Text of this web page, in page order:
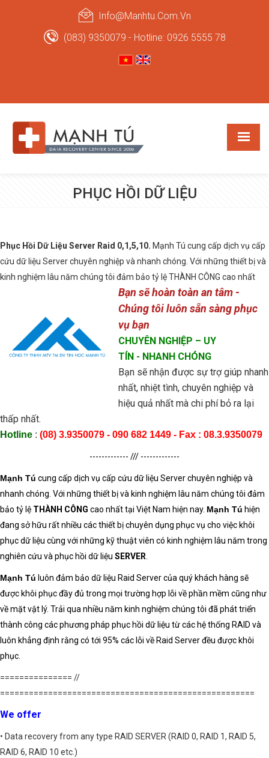
Info@manhtu.com.vn
(083) 9350079 - Hotline: 0926 5555 78
PHỤC HỒI DỮ LIỆU
Phục Hồi Dữ Liệu Server Raid 0,1,5,10. Mạnh Tú cung cấp dịch vụ cấp
cứu dữ liệu Server chuyên nghiệp và nhanh chóng. Với những thiết bị và
kinh nghiệm lâu năm chúng tôi đảm bảo tỷ lệ THÀNH CÔNG cao nhất
Bạn sẽ hoàn toàn an tâm -
Chúng tôi luôn sẵn sàng phục
vụ bạn
CHUYÊN NGHIỆP – UY
TÍN - NHANH CHÓNG
Bạn sẽ nhận được sự trợ giúp nhanh
nhất, nhiệt tình, chuyên nghiệp và
hiệu quả nhất mà chi phí bỏ ra lại
thấp nhất.
Hotline : (08) 3.9350079 - 090 682 1449 - Fax : 08.3.9350079
------------- /// -------------
Mạnh Tú cung cấp dịch vụ cấp cứu dữ liệu Serverchuyên nghiệp và
nhanh chóng. Với những thiết bị và kinh nghiệm lâu năm chúng tôi đảm
bảo tỷ lệ THÀNH CÔNG cao nhất tại Việt Nam hiện nay. Mạnh Tú hiện
đang sở hữu rất nhiều các thiết bị chuyên dụng phục vụ cho việc khôi
phục dữ liệu cùng với những kỹ thuật viên có kinh nghiệm lâu năm trong
nghiên cứu và phục hồi dữ liệu SERVER.
Mạnh Tú luôn đảm bảo dữ liệu Raid Servercủa quý khách hàng sẽ
được khôi phục đầy đủ trong mọi trường hợp lỗi về phần mềm cũng như
về mặt vật lý. Trải qua nhiều năm kinh nghiệm chúng tôi đã phát triển
thành công các phương pháp phục hồi dữ liệu từ các hệ thống RAID và
luôn khẳng định rằng có tới 95% các lỗi về Raid Serverđều được khôi
phục.
=============== //
=====================================================
We offer
• Data recovery from any type RAID SERVER (RAID 0, RAID 1, RAID 5,
RAID 6, RAID 10 etc.)